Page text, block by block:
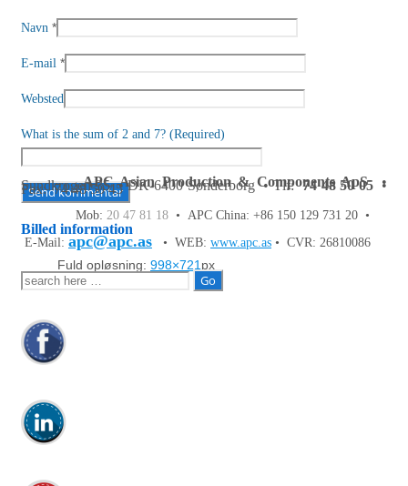
Navn *
E-mail *
Websted
What is the sum of 2 and 7? (Required)
Billed information
Fuld opløsning: 998×721 px
APC Asian Production & Components ApS•
Sundkrogen 35 • DK-6400 Sønderborg • Tlf:74 48 50 05•
Fax: 74 48 50 45
Mob: 20 47 81 18 • APC China: +86 150 129 731 20 •
E-Mail: apc@apc.as • WEB: www.apc.as • CVR: 26810086
Søg